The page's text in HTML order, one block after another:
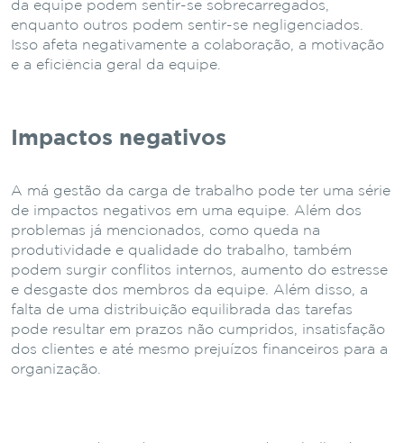
da equipe podem sentir-se sobrecarregados,
enquanto outros podem sentir-se negligenciados.
Isso afeta negativamente a colaboração, a motivação
e a eficiência geral da equipe.
Impactos negativos
A má gestão da carga de trabalho pode ter uma série
de impactos negativos em uma equipe. Além dos
problemas já mencionados, como queda na
produtividade e qualidade do trabalho, também
podem surgir conflitos internos, aumento do estresse
e desgaste dos membros da equipe. Além disso, a
falta de uma distribuição equilibrada das tarefas
pode resultar em prazos não cumpridos, insatisfação
dos clientes e até mesmo prejuízos financeiros para a
organização.